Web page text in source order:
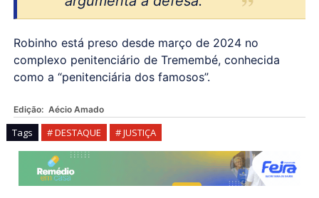
Robinho está preso desde março de 2024 no
complexo penitenciário de Tremembé, conhecida
como a “penitenciária dos famosos”.
Edição: Aécio Amado
Tags # DESTAQUE # JUSTIÇA